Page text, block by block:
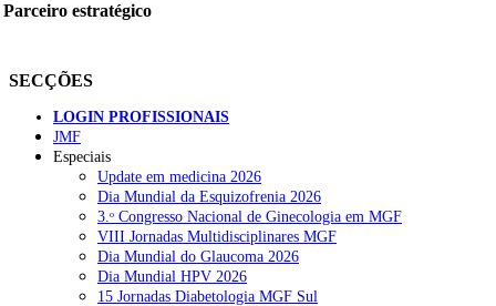
NOTÍCIAS RECENTES
Quase 11.900 jovens recorreram aos cheques psicólogo e
nutricionista no primeiro mês
7 de Agosto, 2026
Parceiro estratégico
SECÇÕES
LOGIN PROFISSIONAIS
JMF
Especiais
Update em medicina 2026
Dia Mundial da Esquizofrenia 2026
3.ᵒ Congresso Nacional de Ginecologia em MGF
VIII Jornadas Multidisciplinares MGF
Dia Mundial do Glaucoma 2026
Dia Mundial HPV 2026
15 Jornadas Diabetologia MGF Sul